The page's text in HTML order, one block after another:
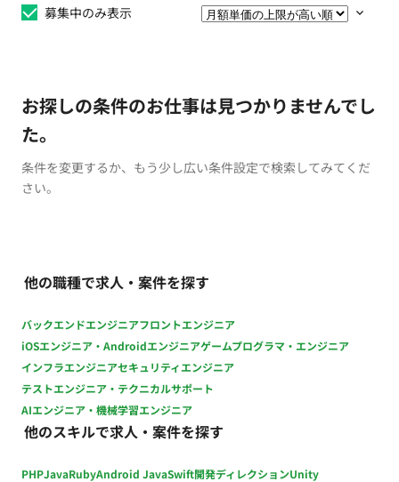
募集中のみ表示
お探しの条件のお仕事は見つかりませんでし
た。
条件を変更するか、もう少し広い条件設定で検索してみてくだ
さい。
他の職種で求人・案件を探す
バックエンドエンジニアフロントエンジニア
iOSエンジニア・Androidエンジニアゲームプログラマ・エンジニア
インフラエンジニアセキュリティエンジニア
テストエンジニア・テクニカルサポート
AIエンジニア・機械学習エンジニア
他のスキルで求人・案件を探す
PHPJavaRubyAndroid JavaSwift開発ディレクションUnity